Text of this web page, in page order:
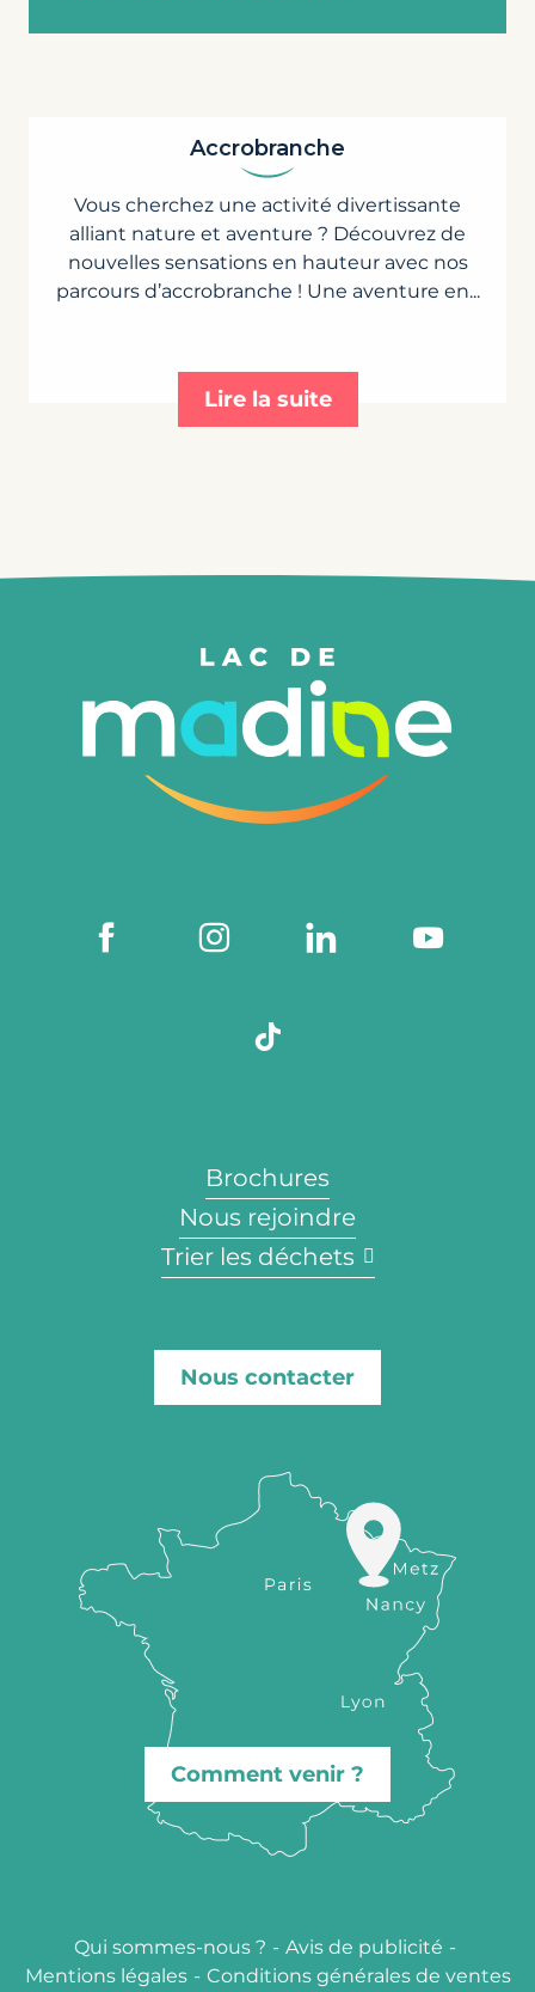
Accrobranche
Vous cherchez une activité divertissante
alliant nature et aventure ? Découvrez de
nouvelles sensations en hauteur avec nos
parcours d’accrobranche ! Une aventure en...
Lire la suite
Brochures
Nous rejoindre
Trier les déchets
Nous contacter
Comment venir ?
Qui sommes-nous ? - Avis de publicité -
Mentions légales - Conditions générales de ventes